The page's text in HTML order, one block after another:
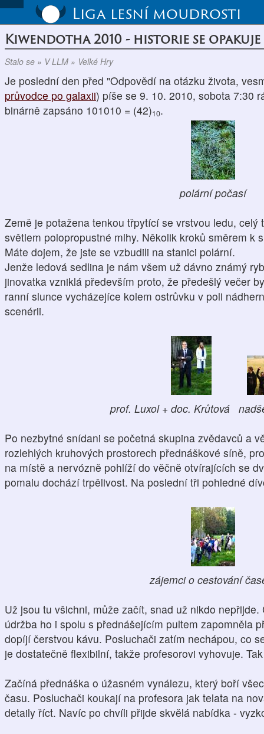
Liga lesní moudrosti
Kiwendotha 2010 - historie se opakuje
Stalo se » V LLM » Velké Hry
Je poslední den před "Odpovědí na otázku života,
průvodce po galaxii) píše se 9. 10. 2010, sobota 7:30
binárně zapsáno 101010 = (42)10.
polární počasí
Země je potažena tenkou třpytící se vrstvou ledu,
světlem polopropustné mlhy. Několik kroků směrem k
Máte dojem, že jste se vzbudili na stanici polární.
Jenže ledová sedlina je nám všem už dávno známý
jinovatka vzniklá především proto, že předešlý večer
ranní slunce vycházejíce kolem ostrůvku v poli
scenérii.
prof. Luxol + doc. Krůtová
Po nezbytné snídani se početná skupina zvědavců a
rozlehlých kruhových prostorech přednáškové síně,
na místě a nervózně pohlíží do věčně otvírajících se
pomalu dochází trpělivost. Na poslední tři pohledné
zájemci o cestování
Už jsou tu všichni, může začít, snad už nikdo
údržba ho i spolu s přednášejícím pultem zapomněla
dopíjí čerstvou kávu. Posluchači zatím nechápou, co
je dostatečně flexibilní, takže profesorovi vyhovuje.
Začíná přednáška o úžasném vynálezu, který boří
času. Posluchači koukají na profesora jak telata na
detaily říct. Navíc po chvíli přijde skvělá nabídka -